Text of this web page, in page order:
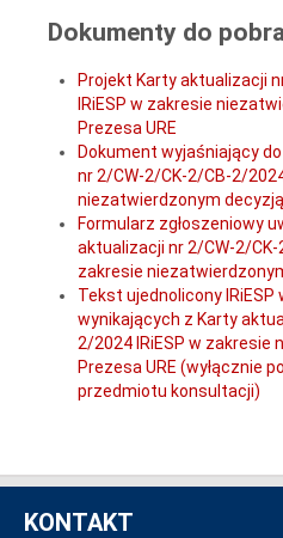
Dokumenty do
Projekt Karty aktualizacji
IRiESP w zakresie
Prezesa URE
Dokument wyjaśniający
nr 2/CW-2/CK-2/CB-2/
niezatwierdzonym decyzją
Formularz zgłoszeniowy
aktualizacji nr 2/CW-2/CK-
zakresie
Tekst ujednolicony IRiESP
wynikających z Karty
2/2024 IRiESP w
Prezesa URE (wyłącznie
przedmiotu konsultacji)
KONTAKT